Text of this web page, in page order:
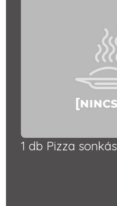
1 db Pizza sonkás